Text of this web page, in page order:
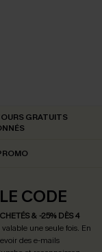
GRATUITS
CODE
& -25% DÈS 4
une seule fois. En
des e-mails